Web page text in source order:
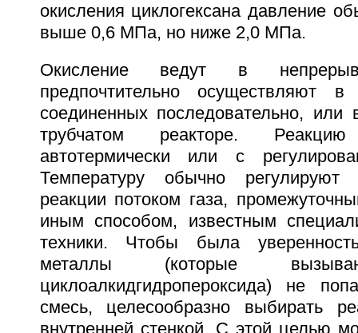
окисления циклогексана давление
выше 0,6 МПа, но ниже 2,0 МПа.
Окисление ведут в
предпочтительно осуществляют в
соединенных последовательно, или
трубчатом реакторе.
автотермически или с
Температуру обычно регулируют
реакции потоком газа,
иным способом, известным
техники. Чтобы была
металлы (которые
циклоалкидгидропероксида) не
смесь, целесообразно выбирать
внутренней стенкой. С этой целью